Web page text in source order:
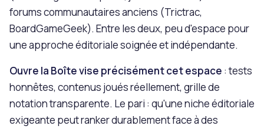
forums communautaires anciens (Trictrac,
BoardGameGeek). Entre les deux, peu d'espace pour
une approche éditoriale soignée et indépendante.
Ouvre la Boîte vise précisément cet espace : tests
honnêtes, contenus joués réellement, grille de
notation transparente. Le pari : qu'une niche éditoriale
exigeante peut ranker durablement face à des